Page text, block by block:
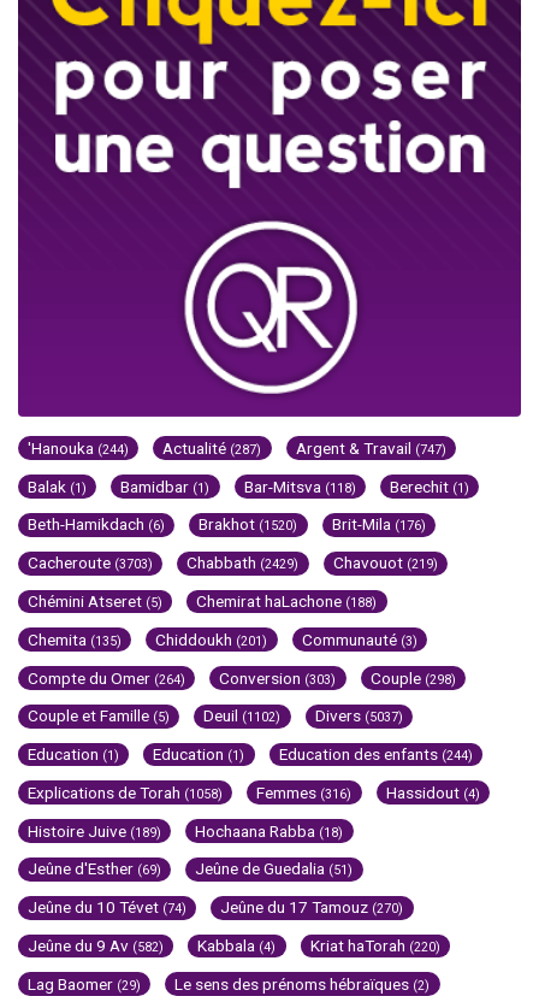
'Hanouka (244) Actualité (287) Argent & Travail (747)
Balak (1) Bamidbar (1) Bar-Mitsva (118) Berechit (1)
Beth-Hamikdach (6) Brakhot (1520) Brit-Mila (176)
Cacheroute (3703) Chabbath (2429) Chavouot (219)
Chémini Atseret (5) Chemirat haLachone (188)
Chemita (135) Chiddoukh (201) Communauté (3)
Compte du Omer (264) Conversion (303) Couple (298)
Couple et Famille (5) Deuil (1102) Divers (5037)
Education (1) Education (1) Education des enfants (244)
Explications de Torah (1058) Femmes (316) Hassidout (4)
Histoire Juive (189) Hochaana Rabba (18)
Jeûne d'Esther (69) Jeûne de Guedalia (51)
Jeûne du 10 Tévet (74) Jeûne du 17 Tamouz (270)
Jeûne du 9 Av (582) Kabbala (4) Kriat haTorah (220)
Lag Baomer (29) Le sens des prénoms hébraïques (2)